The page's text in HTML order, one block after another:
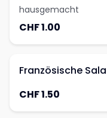
hausgemacht
CHF 1.00
Französische
CHF 1.50